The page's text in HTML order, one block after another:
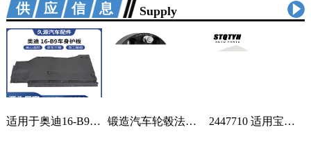
供应信息 Supply
适用于奥迪16-B9车身汽车配件一站式供应品质可靠车身护板可定制 2套 锻造汽车轮毂法兰盘加宽偏距垫片适用丰田霸道普拉多黑色阳极氧化 1只 2447710 适用宝马蓄电池紧急电池 84102447710 84109361678 1个